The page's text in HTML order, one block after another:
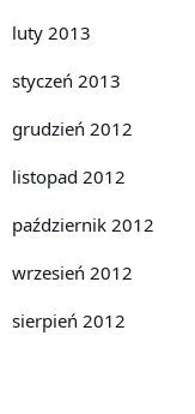
luty 2013
styczeń 2013
grudzień 2012
listopad 2012
październik 2012
wrzesień 2012
sierpień 2012